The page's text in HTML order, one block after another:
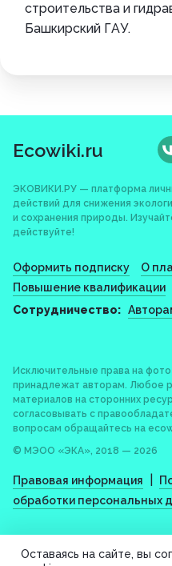
строительства и
Башкирский ГАУ.
Ecowiki.ru
ЭКОВИКИ.РУ — платформа
действий для снижения
и сохранения природы.
действуйте!
Оформить подписку
О
Повышение квалификации
Сотрудничество:
Исключительные права на
принадлежат авторам. Любое
материалов на сторонних
согласовывать с
вопросам обращайтесь на
© МЭОО «ЭКА», 2018 — 2026
Правовая информация
обработки персональных
Оставаясь на сайте, вы